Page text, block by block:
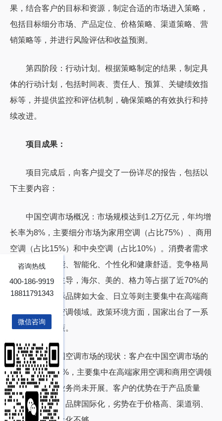
果，结合客户的目标和资源，制定合适的市场进入策略，
包括目标细分市场、产品定位、价格策略、渠道策略、营
销策略等，并进行风险评估和收益预测。
第四阶段：行动计划。根据策略制定的结果，制定具
体的行动计划，包括时间表、责任人、预算、关键绩效指
标等，并提供监控和评估机制，确保策略的有效执行和持
续改进。
项目成果：
项目完成后，向客户提交了一份详尽的报告，包括以
下主要内容：
中国空调市场概况：市场规模达到 1.2万亿元，年均增
长率为8% ，主要细分市场为家用空调（占比75%）、商用
空调（占比15%）和中央空调（占比10%）。消费者需求
趋向于高效节能、智能化、个性化和健康舒适。竞争格局
以国内品牌为主导，海尔、美的、格力等占据了近70%的
市场份额，国际品牌如大金、日立等则主要集中在高端商
用空调和中央空调领域。政策环境方面，国家出台了一系
列促进节能政策。
客户在中国空调市场的现状：客户在中国空调市场的
市场份额仅为 2% ，主要集中在高端家用空调和商用空调领
域，中央空调业务尚未开展。客户的优势在于产品质量
高、技术先进、品牌国际化，劣势在于价格高、渠道弱、
咨询热线
400-186-9919
18811791343
微信咨询